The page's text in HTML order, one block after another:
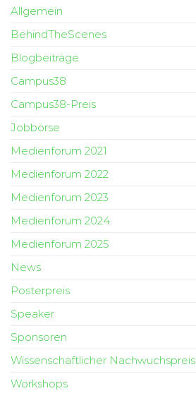
Allgemein
BehindTheScenes
Blogbeiträge
Campus38
Campus38-Preis
Jobbörse
Medienforum 2021
Medienforum 2022
Medienforum 2023
Medienforum 2024
Medienforum 2025
News
Posterpreis
Speaker
Sponsoren
Wissenschaftlicher Nachwuchspreis
Workshops